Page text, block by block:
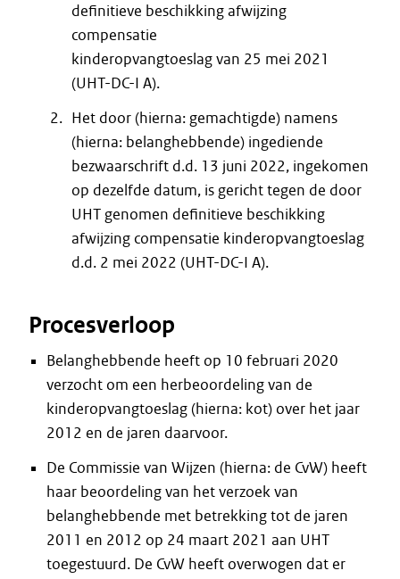
definitieve beschikking afwijzing
compensatie
kinderopvangtoeslag van 25 mei 2021
(UHT-DC-I A).
Het door (hierna: gemachtigde) namens
(hierna: belanghebbende) ingediende
bezwaarschrift d.d. 13 juni 2022, ingekomen
op dezelfde datum, is gericht tegen de door
UHT genomen definitieve beschikking
afwijzing compensatie kinderopvangtoeslag
d.d. 2 mei 2022 (UHT-DC-I A).
Procesverloop
Belanghebbende heeft op 10 februari 2020
verzocht om een herbeoordeling van de
kinderopvangtoeslag (hierna: kot) over het jaar
2012 en de jaren daarvoor.
De Commissie van Wijzen (hierna: de CvW) heeft
haar beoordeling van het verzoek van
belanghebbende met betrekking tot de jaren
2011 en 2012 op 24 maart 2021 aan UHT
toegestuurd. De CvW heeft overwogen dat er